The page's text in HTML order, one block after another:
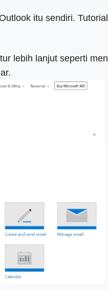
itu sendiri.
lebih lanjut seperti